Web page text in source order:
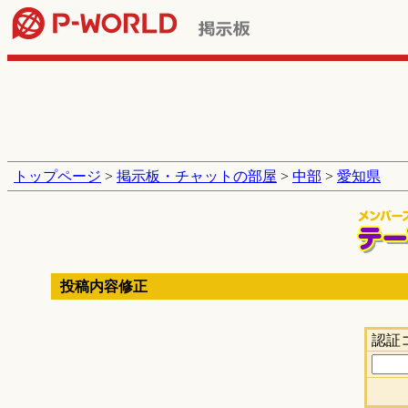
トップページ > 掲示板・チャットの部屋 > 中部 > 愛知県
投稿内容修正
認証